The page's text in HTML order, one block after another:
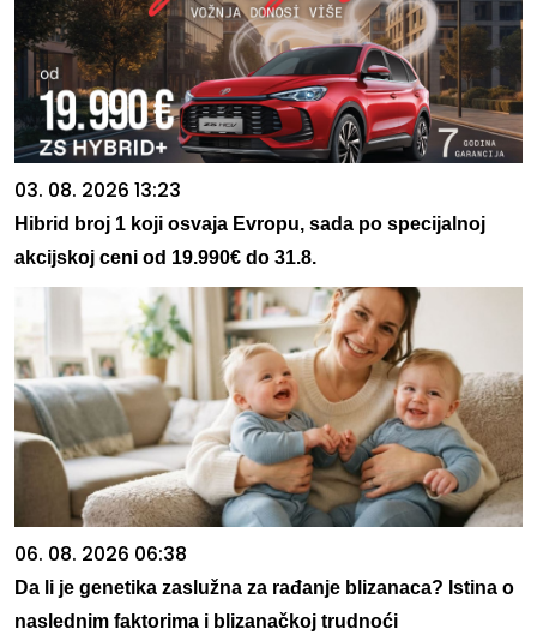
03. 08. 2026 13:23
Hibrid broj 1 koji osvaja Evropu, sada po specijalnoj
akcijskoj ceni od 19.990€ do 31.8.
06. 08. 2026 06:38
Da li je genetika zaslužna za rađanje blizanaca? Istina o
naslednim faktorima i blizanačkoj trudnoći